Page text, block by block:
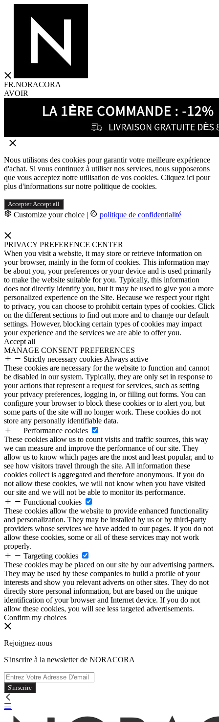
FR.NORACORA
AVOIR
Nous utilisons des cookies pour garantir votre meilleure expérience
d'achat. Si vous continuez à utiliser nos services, nous supposerons
que vous acceptez notre utilisation de vos cookies. Cliquez ici pour
plus d'informations sur notre politique de cookies.
Accepter Accept all
Customize your choice | politique de confidentialité
PRIVACY PREFERENCE CENTER
When you visit a website, it may store or retrieve information on
your browser, mainly in the form of cookies. This information may
be about you, your preferences or your device and is used primarily
to make the website suitable for you. Typically, this information
does not directly identify you, but it may be used to give you a more
personalized experience on the Site. Because we respect your right
to privacy, you can choose to prohibit certain types of cookies. Click
on the different sections to find out more and to change our default
settings. However, blocking certain types of cookies may impact
your experience and the services we are able to offer you.
Accept all
MANAGE CONSENT PREFERENCES
Strictly necessary cookies Always active
These cookies are necessary for the website to function and cannot
be disabled in our system. Typically, they are only set in response to
your actions that represent a request for services, such as setting
your privacy preferences, logging in, or filling out forms. You can
configure your browser to block these cookies or to alert you, but
some parts of the site will no longer work. These cookies do not
store any personally identifiable data.
Performance cookies
These cookies allow us to count visits and traffic sources, this way
we can measure and improve the performance of our site. They
allow us to know which pages are the most and least popular, and to
see how visitors travel through the site. All information these
cookies collect is aggregated and therefore anonymous. If you do
not allow these cookies, we will not know when you have visited
our site and we will not be able to monitor its performance.
Functional cookies
These cookies allow the website to provide enhanced functionality
and personalization. They may be installed by us or by third-party
providers whose services we have added to our pages. If you do not
allow these cookies, some or all of these services may not work
properly.
Targeting cookies
These cookies may be placed on our site by our advertising partners.
They may be used by these companies to build a profile of your
interests and show you relevant adverts on other sites. They do not
directly store personal information, but are based on the unique
identification of your browser and Internet device. If you do not
allow these cookies, you will see less targeted advertisements.
Confirm my choices
Rejoignez-nous
S'inscrire à la newsletter de NORACORA
S'inscrire